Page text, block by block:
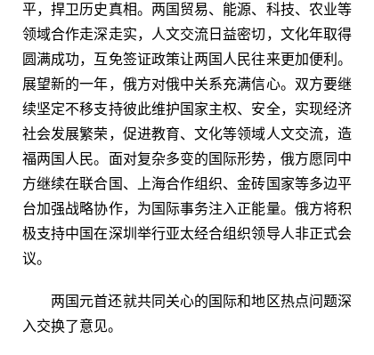
平，捍卫历史真相。两国贸易、能源、科技、农业等
领域合作走深走实，人文交流日益密切，文化年取得
圆满成功，互免签证政策让两国人民往来更加便利。
展望新的一年，俄方对俄中关系充满信心。双方要继
续坚定不移支持彼此维护国家主权、安全，实现经济
社会发展繁荣，促进教育、文化等领域人文交流，造
福两国人民。面对复杂多变的国际形势，俄方愿同中
方继续在联合国、上海合作组织、金砖国家等多边平
台加强战略协作，为国际事务注入正能量。俄方将积
极支持中国在深圳举行亚太经合组织领导人非正式会
议。
两国元首还就共同关心的国际和地区热点问题深
入交换了意见。